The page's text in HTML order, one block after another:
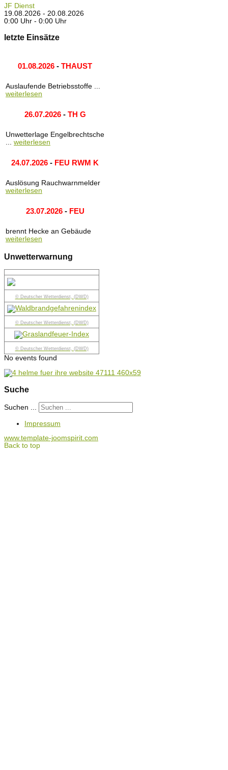
JF Dienst
19.08.2026 - 20.08.2026
0:00 Uhr - 0:00 Uhr
letzte Einsätze
01.08.2026 - THAUST
Auslaufende Betriebsstoffe ...
weiterlesen
26.07.2026- TH G
Unwetterlage Engelbrechtsche
... weiterlesen
24.07.2026 - FEU RWM K
Auslösung Rauchwarnmelder
weiterlesen
23.07.2026- FEU
brennt Hecke an Gebäude
weiterlesen
Unwetterwarnung
© Deutscher Wetterdienst, (DWD)
© Deutscher Wetterdienst, (DWD)
© Deutscher Wetterdienst, (DWD)
No events found
Suche
Suchen ...
Impressum
www.template-joomspirit.com
Back to top